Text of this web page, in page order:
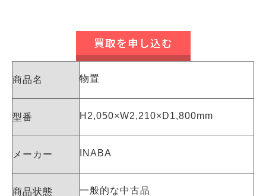
買取を申し込む
商品名 物置
型番 H2,050×W2,210×D1,800mm
メーカー INABA
商品状態 一般的な中古品